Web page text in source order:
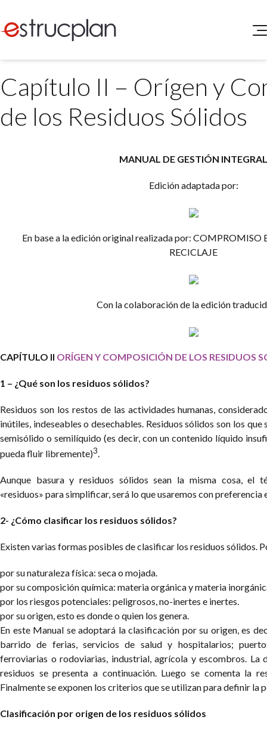
SERVICIOS
Higiene y Seguridad
Medio Ambiente
NOVEDADES
INGRESAR
Buscador de Legislación
Capítulo II – Orígen y
de los Residuos Sólidos
MANUAL DE GESTIÓN INTEGRAL
Edición adaptada por:
En base a la edición original realizada por: COMPROMISO
RECICLAJE
Con la colaboración de la edición
CAPÍTULO II ORÍGEN Y COMPOSICIÓN DE LOS RESIDUOS
1 – ¿Qué son los residuos sólidos?
Residuos son los restos de las actividades humanas,
inútiles, indeseables o desechables. Residuos sólidos son los
semisólido o semilíquido (es decir, con un contenido líquido
pueda fluir libremente)3.
Aunque basura y residuos sólidos sean la misma cosa, el
«residuos» para simplificar, será lo que usaremos con preferencia
2- ¿Cómo clasificar los residuos sólidos?
Existen varias formas posibles de clasificar los residuos sólidos.
por su naturaleza física: seca o mojada.
por su composición química: materia orgánica y materia
por los riesgos potenciales: peligrosos, no-inertes e inertes.
por su origen, esto es donde o quien los genera.
En este Manual se adoptará la clasificación por su origen, es
barrido de ferias, servicios de salud y hospitalarios;
ferroviarias o rodoviarias, industrial, agrícola y escombros. La
residuos se presenta a continuación. Luego se comenta la
Finalmente se exponen los criterios que se utilizan para definir la
Clasificación por origen de los residuos sólidos